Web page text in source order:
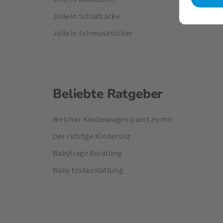
Jollein Schlafsäcke
Jollein Schmusetücher
Beliebte Ratgeber
Welcher Kinderwagen passt zu mir
Der richtige Kindersitz
Babytrage Beratung
Baby Erstaustattung